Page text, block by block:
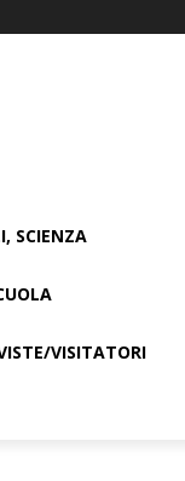
SCIENZA
VISITATORI